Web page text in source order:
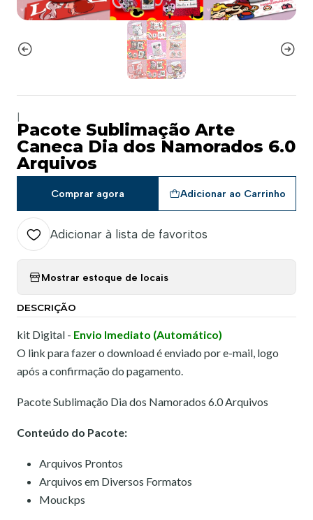
Pacote Sublimação Arte
Caneca Dia dos Namorados 6.0
Arquivos
Adicionar ao Carrinho
Comprar agora
Adicionar à lista de favoritos
Mostrar estoque de locais
DESCRIÇÃO
kit Digital - Envio Imediato (Automático)
O link para fazer o download é enviado por e-mail, logo
após a confirmação do pagamento.
Pacote Sublimação Dia dos Namorados 6.0 Arquivos
Conteúdo do Pacote:
Arquivos Prontos
Arquivos em Diversos Formatos
Mouckps